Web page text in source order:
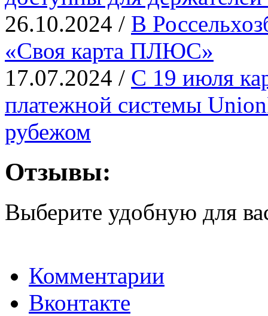
26.10.2024 / В
«Своя карта ПЛЮС»
17.07.2024 / С 19 июля
платежной системы
рубежом
Отзывы:
Выберите удобную для
Комментарии
Вконтакте